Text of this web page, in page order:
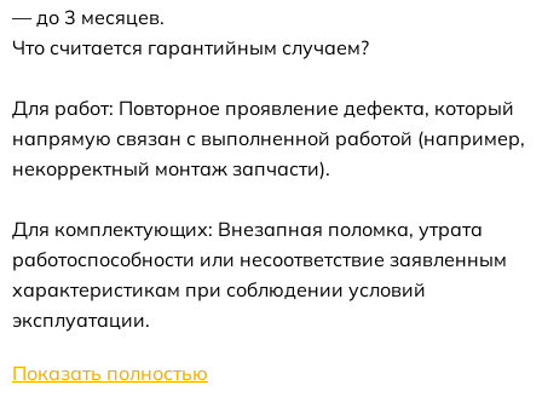
— до 3 месяцев.
Что считается гарантийным случаем?
Для работ: Повторное проявление дефекта, который
напрямую связан с выполненной работой (например,
некорректный монтаж запчасти).
Для комплектующих: Внезапная поломка, утрата
работоспособности или несоответствие заявленным
характеристикам при соблюдении условий
эксплуатации.
Показать полностью